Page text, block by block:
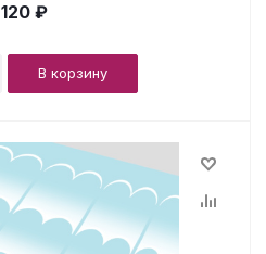
120 ₽
В корзину